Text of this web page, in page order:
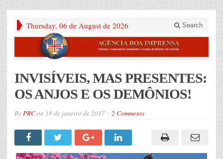
Thursday, 06 de August de 2026 Search
INVISÍVEIS, MAS PRESENTES:
OS ANJOS E OS DEMÔNIOS!
ByPRCon 18 de janeiro de 2017 2 Comments